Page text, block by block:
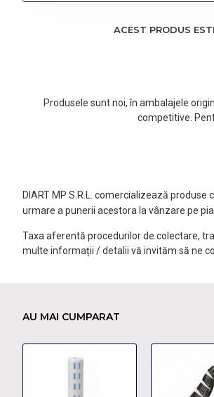
ACEST PRODUS
Produsele sunt noi, în ambalajele
competitive.
DIART MP S.R.L. comercializează
urmare a punerii acestora la vânzare pe
Taxa aferentă procedurilor de colectare,
multe informații / detalii vă invităm să ne
AU MAI CUMPARAT